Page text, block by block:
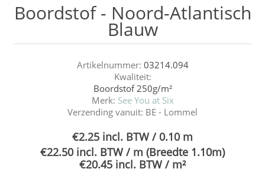
Boordstof - Noord-Atlantisch
Blauw
Artikelnummer: 03214.094
Kwaliteit:
Boordstof 250g/m²
Merk: See You at Six
Verzending vanuit: BE - Lommel
€2.25 incl. BTW / 0.10 m
€22.50 incl. BTW / m (Breedte 1.10m)
€20.45 incl. BTW / m²